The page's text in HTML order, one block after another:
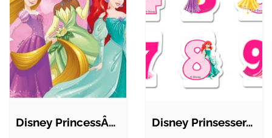
Disney PrincessÂ® Plast Partyposer Disney PrinsesserÂ® Tal Kagelys